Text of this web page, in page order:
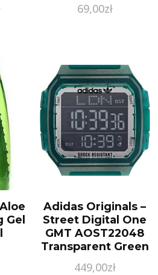
69,00zł
Gel
Adidas Originals –
Street Digital One
GMT AOST22048
Transparent Green
449,00zł